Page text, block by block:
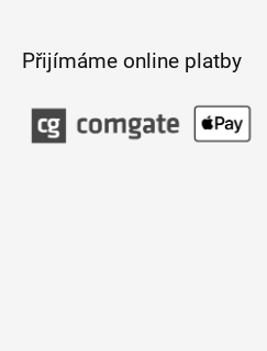
Přijímáme online platby